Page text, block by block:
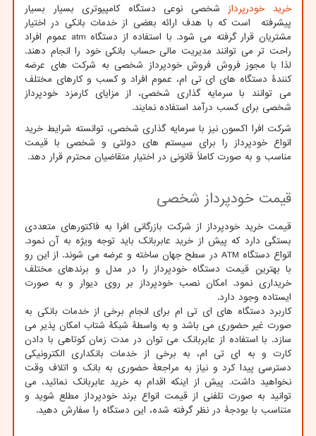
خرید خودرپرداز شخصی نوعی دستگاه کامپیوتری بسیار بسیار
پیشرفته است که با هدف ارائه بعضی از خدمات بانکی در اختیار
مشتریان قرار گرفته می شود. با استفاده از دستگاه atm عموم افراد
راحت تر می توانند مدیریت مالی حساب بانکی خود را انجام دهند.
لذا با مجوز فروش فروش خودپرداز شخصی به شرکت های عرضه
کنندۀ دستگاه های ای تی ام، عموم افراد و کسب و کارهای مختلف
می توانند با سرمایه گذاری شخصی، از مزایای کارمزد خودپرداز
شخصی برای کسب درآمد استفاده نمایند.
شرکت افرا اکسون نیز با سرمایه گذاری شخصی، توانسته شرایط خرید
انواع خودپرداز را برای سیستم های دولتی و شخصی با قیمت
مناسب و به صورت کاملاً قانونی در اختیار متقاضیان محترم قرار دهد.
قیمت خودپرداز شخصی
قیمت خرید خودپرداز از شرکت بازرگانی افرا به فاکتورهای متعددی
بستگی دارد که پیش از خرید عابربانک باید توجه ویژه به آن نمود.
انواع دستگاه ATM در سطح جهان ساخته و عرضه می شوند. از این رو
با بهترین قیمت دستگاه خودپرداز را در مدل و برندهای مختلف
خریداری نمود. امکان نصب خودپرداز بر روی دیوار و به صورت
ایستاده وجود دارد.
کاربرد دستگاه های ای تی ام برای انجام برخی از خدمات بانکی به
صورت غیر حضوری می باشد و به واسطۀ شبکۀ شتاب امکان پذیر می
سازد. با استفاده از عابربانک می توان در مدت زمان کوتاهی با دادن
کارت و به ای تی ام، به برخی از خدمات بانکداری الکترونیکی
دسترسی پیدا کرد و نیاز به مراجعۀ حضوری به بانک و اتلاف وقت
نخواهید داشت. پیش از اینکه اقدام به خرید عابربانک نمائید، می
توانید به صورت تلفنی از قیمت انواع برند خودپرداز مطلع شوید و
متناسب با بودجۀ در نظر گرفته شده، این دستگاه را سفارش دهید.